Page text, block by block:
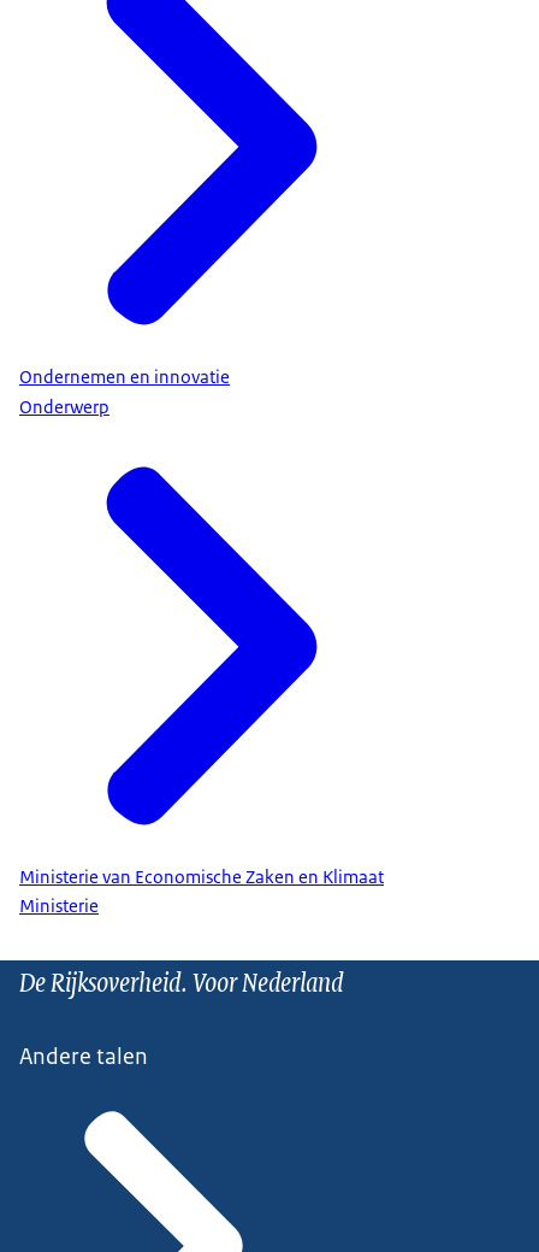
Ondernemen en innovatie
Onderwerp
Ministerie van Economische Zaken en Klimaat
Ministerie
De Rijksoverheid. Voor Nederland
Andere talen